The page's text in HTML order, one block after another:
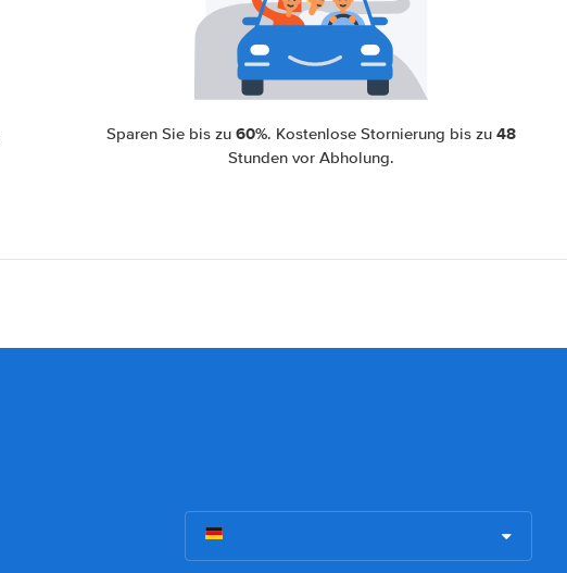
Sparen Sie bis zu60%. Kostenlose Stornierung bis zu48
Stunden vor Abholung.